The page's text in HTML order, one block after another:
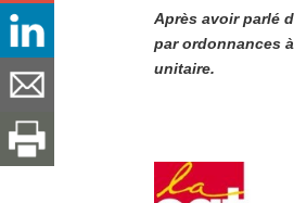
Après avoir parlé
par ordonnances
unitaire.